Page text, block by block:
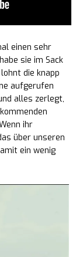
einen sehr
sie im Sack
die knapp
aufgerufen
alles zerlegt,
ihr
über unseren
ein wenig